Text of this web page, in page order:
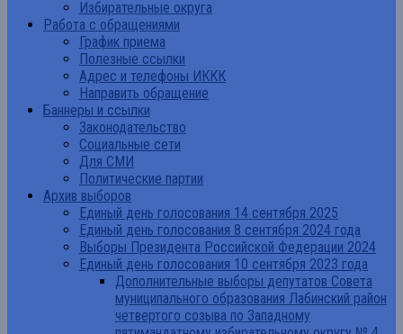
Избирательные округа
Работа с обращениями
График приема
Полезные ссылки
Адрес и телефоны ИККК
Направить обращение
Баннеры и ссылки
Законодательство
Социальные сети
Для СМИ
Политические партии
Архив выборов
Единый день голосования 14 сентября 2025
Единый день голосования 8 сентября 2024 года
Выборы Президента Российской Федерации 2024
Единый день голосования 10 сентября 2023 года
Дополнительные выборы депутатов Совета
муниципального образования Лабинский район
четвертого созыва по Западному